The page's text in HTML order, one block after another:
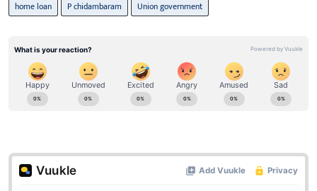
home loan
P chidambaram Union government